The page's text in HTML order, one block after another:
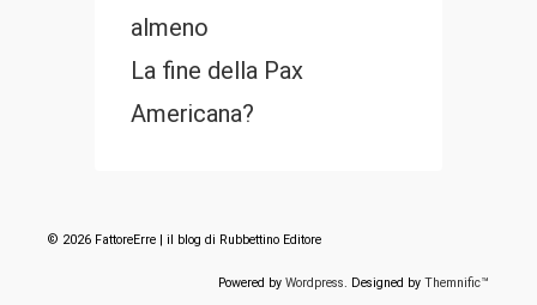
almeno
La fine della Pax
Americana?
© 2026 FattoreErre | il blog di Rubbettino Editore
Powered by Wordpress. Designed by Themnific™